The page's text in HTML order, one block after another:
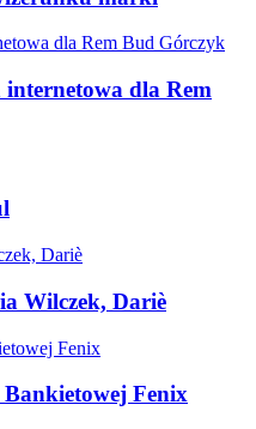
dla Rem
Wilczek, Dariè
Fenix